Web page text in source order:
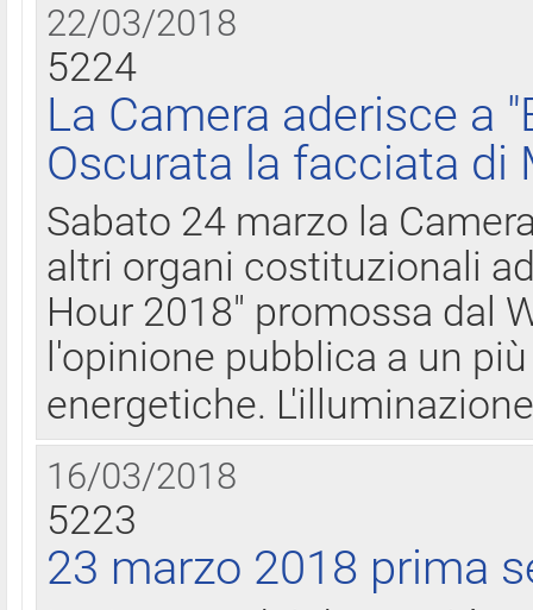
22/03/2018
5224
La Camera aderisce a
Oscurata la facciata di
Sabato 24 marzo la
altri organi costituzionali
Hour 2018" promossa dal
l'opinione pubblica a un
energetiche.
16/03/2018
5223
23 marzo 2018 prima